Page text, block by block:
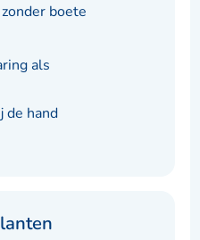
boete
als
de hand